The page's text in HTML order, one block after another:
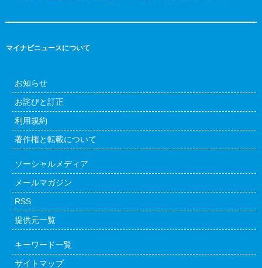
マイナビニュースについて
お知らせ
お詫びと訂正
利用規約
著作権と転載について
ソーシャルメディア
メールマガジン
RSS
提供元一覧
キーワード一覧
サイトマップ